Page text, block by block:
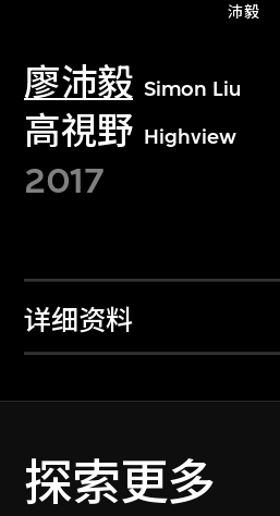
沛毅
廖沛毅 Simon Liu
高視野 Highview
2017
详细资料
探索更多
关于M+藏品
探索世界顶级的二十及
文化藏品。